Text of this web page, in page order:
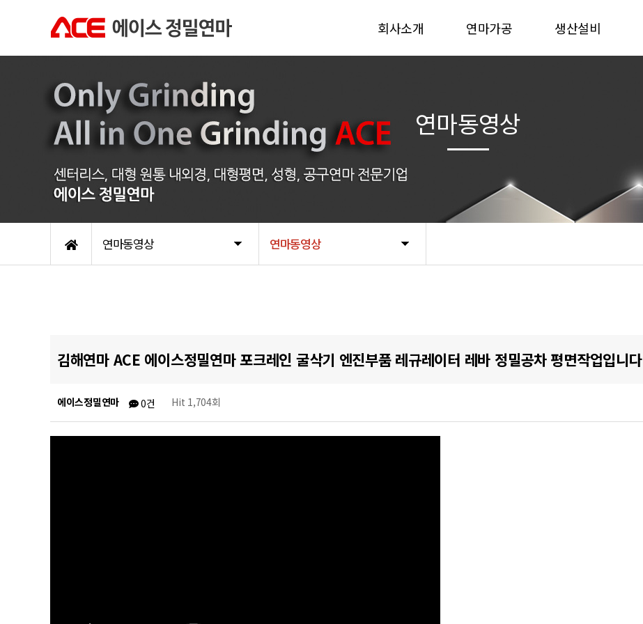
회사소개
주요거래처
오시는 길
연마가공
평면연마
생산설비
연마동영상 연마동영상
연마동영상
김해연마 ACE 에이스정밀연마 포크레인 굴삭기 엔진부품 레규레이터 레바 정밀공차 평면작업입니다
에이스정밀연마 0건 Hit 1,704회